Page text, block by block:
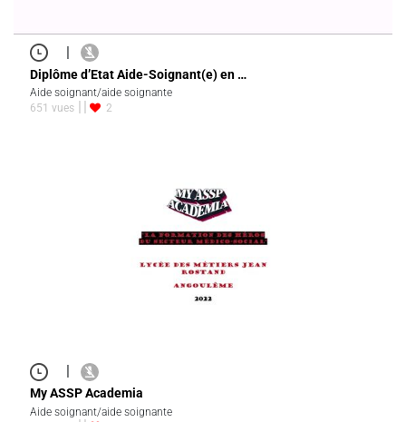
|
Diplôme d’Etat Aide-Soignant(e) en …
Aide soignant/aide soignante
651 vues
2
|
My ASSP Academia
Aide soignant/aide soignante